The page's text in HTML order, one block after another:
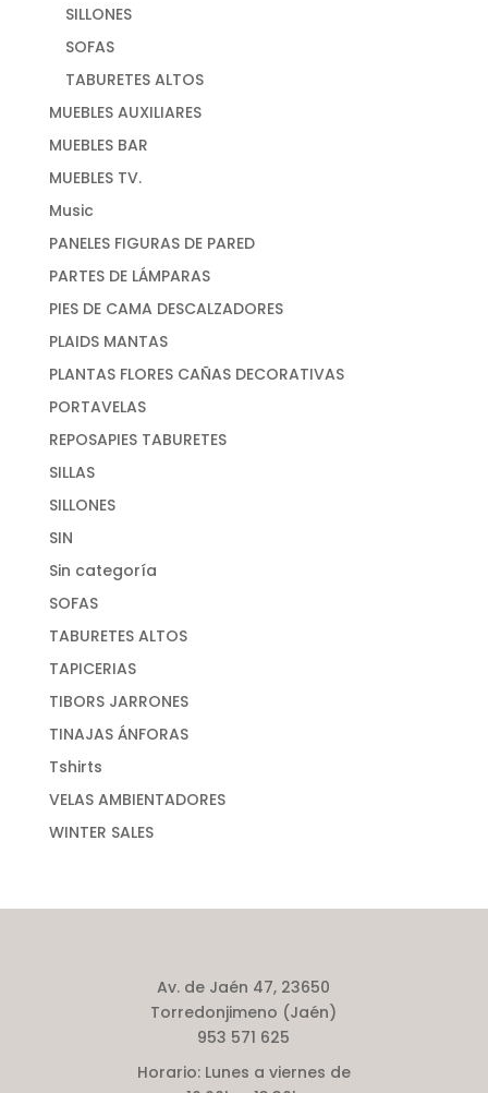
SILLONES
SOFAS
TABURETES ALTOS
MUEBLES AUXILIARES
MUEBLES BAR
MUEBLES TV.
Music
PANELES FIGURAS DE PARED
PARTES DE LÁMPARAS
PIES DE CAMA DESCALZADORES
PLAIDS MANTAS
PLANTAS FLORES CAÑAS DECORATIVAS
PORTAVELAS
REPOSAPIES TABURETES
SILLAS
SILLONES
SIN
Sin categoría
SOFAS
TABURETES ALTOS
TAPICERIAS
TIBORS JARRONES
TINAJAS ÁNFORAS
Tshirts
VELAS AMBIENTADORES
WINTER SALES
Av. de Jaén 47, 23650
Torredonjimeno (Jaén)
953 571 625
Horario:Lunes a viernes de